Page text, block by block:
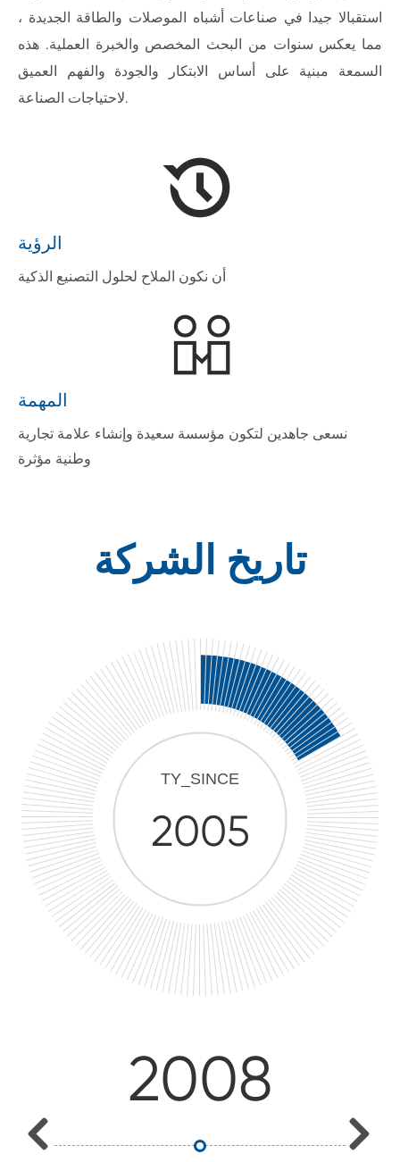
استقبالا جيدا في صناعات أشباه الموصلات والطاقة الجديدة ،
مما يعكس سنوات من البحث المخصص والخبرة العملية. هذه
السمعة مبنية على أساس الابتكار والجودة والفهم العميق
لاحتياجات الصناعة.
الرؤية
أن نكون الملاح لحلول التصنيع الذكية
المهمة
نسعى جاهدين لتكون مؤسسة سعيدة وإنشاء علامة تجارية
وطنية مؤثرة
تاريخ الشركة
TY_SINCE
2005
2008